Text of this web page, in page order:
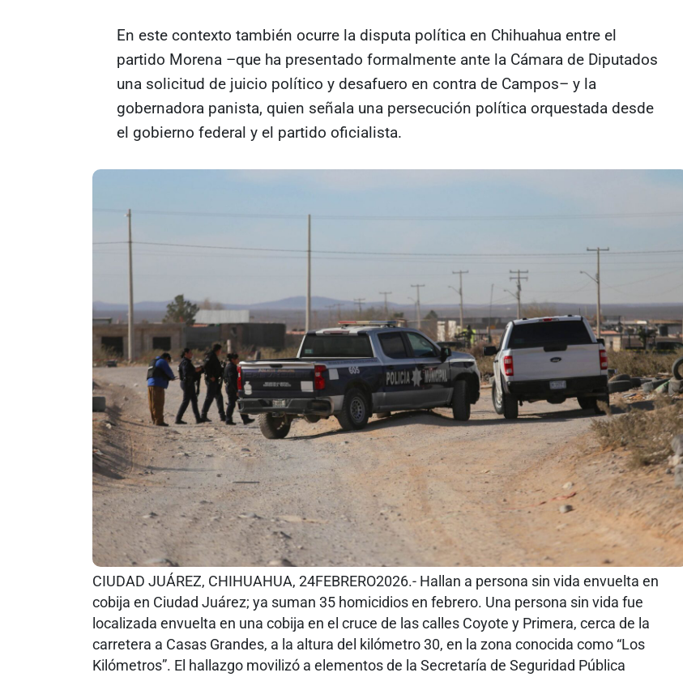
En este contexto también ocurre la disputa política en Chihuahua entre el
partido Morena –que ha presentado formalmente ante la Cámara de Diputados
una solicitud de juicio político y desafuero en contra de Campos– y la
gobernadora panista, quien señala una persecución política orquestada desde
el gobierno federal y el partido oficialista.
CIUDAD JUÁREZ, CHIHUAHUA, 24FEBRERO2026.- Hallan a persona sin vida envuelta en
cobija en Ciudad Juárez; ya suman 35 homicidios en febrero. Una persona sin vida fue
localizada envuelta en una cobija en el cruce de las calles Coyote y Primera, cerca de la
carretera a Casas Grandes, a la altura del kilómetro 30, en la zona conocida como “Los
Kilómetros”. El hallazgo movilizó a elementos de la Secretaría de Seguridad Pública